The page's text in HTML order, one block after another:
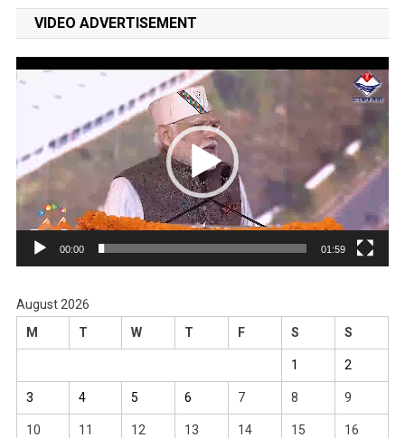
VIDEO ADVERTISEMENT
Video
00:00 01:59
August 2026
M
T W T F S S
1 2
3 4 5 6 7 8 9
10 11 12 13 14 15 16